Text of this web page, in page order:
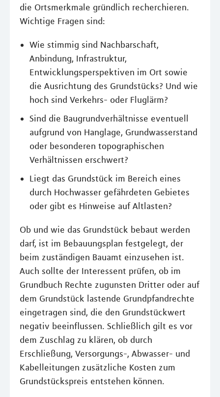
die Ortsmerkmale gründlich recherchieren.
Wichtige Fragen sind:
Wie stimmig sind Nachbarschaft,
Anbindung, Infrastruktur,
Entwicklungsperspektiven im Ort sowie
die Ausrichtung des Grundstücks? Und wie
hoch sind Verkehrs- oder Fluglärm?
Sind die Baugrundverhältnisse eventuell
aufgrund von Hanglage, Grundwasserstand
oder besonderen topographischen
Verhältnissen erschwert?
Liegt das Grundstück im Bereich eines
durch Hochwasser gefährdeten Gebietes
oder gibt es Hinweise auf Altlasten?
Ob und wie das Grundstück bebaut werden
darf, ist im Bebauungsplan festgelegt, der
beim zuständigen Bauamt einzusehen ist.
Auch sollte der Interessent prüfen, ob im
Grundbuch Rechte zugunsten Dritter oder auf
dem Grundstück lastende Grundpfandrechte
eingetragen sind, die den Grundstückwert
negativ beeinflussen. Schließlich gilt es vor
dem Zuschlag zu klären, ob durch
Erschließung, Versorgungs-, Abwasser- und
Kabelleitungen zusätzliche Kosten zum
Grundstückspreis entstehen können.